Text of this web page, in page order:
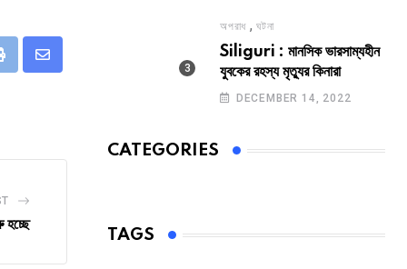
Share
হচ্ছে
অপরাধ ,ঘটনা
Siliguri : মানসিক ভারসাম্যহীন
যুবকের রহস্য মৃত্যুর কিনারা
DECEMBER 14, 2022
CATEGORIES
TAGS